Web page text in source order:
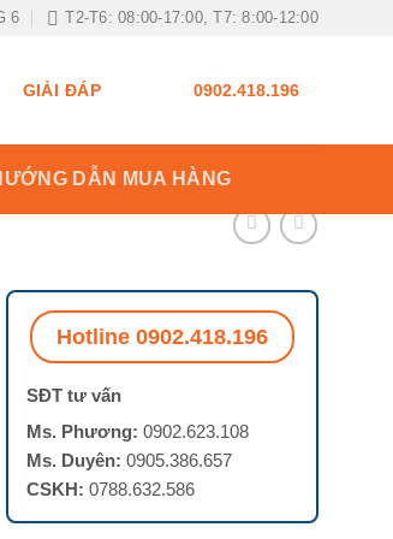
6 T2-T6: 08:00-17:00, T7: 8:00-12:00
GIẢI ĐÁP 0902.418.196
DẪN MUA HÀNG
Hotline 0902.418.196
SĐT tư vấn
Ms. Phương: 0902.623.108
Ms. Duyên: 0905.386.657
CSKH: 0788.632.586